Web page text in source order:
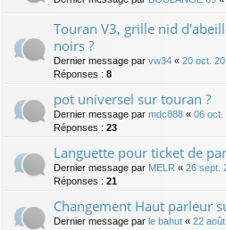
Touran V3, grille nid
noirs ?
Dernier message par vw34 « 20 oct.
Réponses : 8
pot universel sur touran ?
Dernier message par mdc888 « 06 oct.
Réponses : 23
Languette pour ticket de
Dernier message par MELR « 26 sept.
Réponses : 21
Changement Haut parleur
Dernier message par le bahut « 22